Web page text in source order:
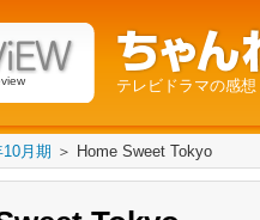
テレビドラマの感
月期 ＞ Home Sweet Tokyo